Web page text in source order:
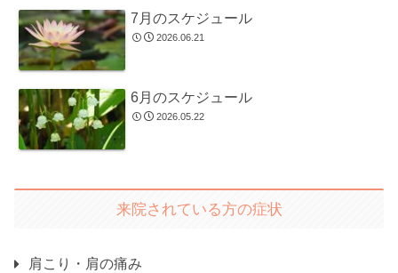
7月のスケジュール
2026.06.21
6月のスケジュール
2026.05.22
来院されている方の症状
肩こり・肩の痛み